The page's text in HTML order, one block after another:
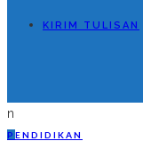
KIRIM TULISAN
n
P ENDIDIKAN